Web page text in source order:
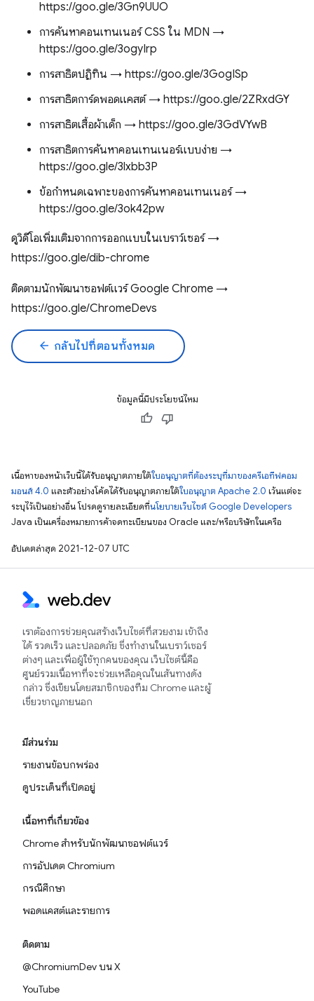
https://goo.gle/3Gn9UUO
การค้นหาคอนเทนเนอร์ CSS ใน MDN →
https://goo.gle/3ogyIrp
การสาธิตปฏิทิน → https://goo.gle/3GogISp
การสาธิตการ์ดพอดแคสต์ → https://goo.gle/2ZRxdGY
การสาธิตเสื้อผ้าเด็ก → https://goo.gle/3GdVYwB
การสาธิตการค้นหาคอนเทนเนอร์แบบง่าย →
https://goo.gle/3lxbb3P
ข้อกำหนดเฉพาะของการค้นหาคอนเทนเนอร์ →
https://goo.gle/3ok42pw
ดูวิดีโอเพิ่มเติมจากการออกแบบในเบราว์เซอร์ →
https://goo.gle/dib-chrome
ติดตามนักพัฒนาซอฟต์แวร์ Google Chrome →
https://goo.gle/ChromeDevs
arrow_back กลับไปที่ตอนทั้งหมด
ข้อมูลนี้มีประโยชน์ไหม
เนื้อหาของหน้าเว็บนี้ได้รับอนุญาตภายใต้ใบอนุญาตที่ต้องระบุที่มาของครีเอทีฟคอม
มอนส์ 4.0 และตัวอย่างโค้ดได้รับอนุญาตภายใต้ใบอนุญาต Apache 2.0 เว้นแต่จะ
ระบุไว้เป็นอย่างอื่น โปรดดูรายละเอียดที่นโยบายเว็บไซต์ Google Developers
Java เป็นเครื่องหมายการค้าจดทะเบียนของ Oracle และ/หรือบริษัทในเครือ
อัปเดตล่าสุด 2021-12-07 UTC
เราต้องการช่วยคุณสร้างเว็บไซต์ที่สวยงาม เข้าถึง
ได้ รวดเร็ว และปลอดภัย ซึ่งทำงานในเบราว์เซอร์
ต่างๆ และเพื่อผู้ใช้ทุกคนของคุณ เว็บไซต์นี้คือ
ศูนย์รวมเนื้อหาที่จะช่วยเหลือคุณในเส้นทางดัง
กล่าว ซึ่งเขียนโดยสมาชิกของทีม Chrome และผู้
เชี่ยวชาญภายนอก
มีส่วนร่วม
รายงานข้อบกพร่อง
ดูประเด็นที่เปิดอยู่
เนื้อหาที่เกี่ยวข้อง
Chrome สำหรับนักพัฒนาซอฟต์แวร์
การอัปเดต Chromium
กรณีศึกษา
พอดแคสต์และรายการ
ติดตาม
@ChromiumDev บน X
YouTube